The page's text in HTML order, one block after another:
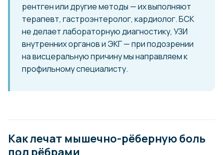
рентген или другие методы — их выполняют
терапевт, гастроэнтеролог, кардиолог. БСК
не делает лабораторную диагностику, УЗИ
внутренних органов и ЭКГ — при подозрении
на висцеральную причину мы направляем к
профильному специалисту.
Как лечат мышечно-рёберную боль
под рёбрами